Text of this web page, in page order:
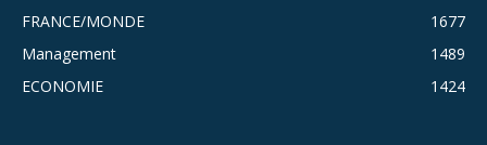
FRANCE/MONDE
1677
Management
1489
ECONOMIE
1424